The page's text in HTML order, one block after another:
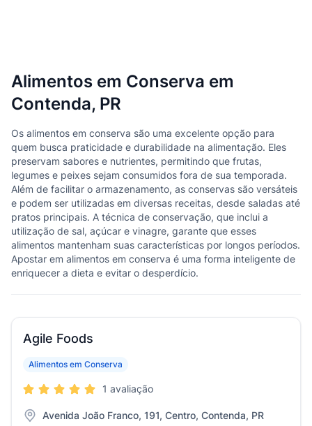
Alimentos em Conserva em
Contenda, PR
Os alimentos em conserva são uma excelente opção para
quem busca praticidade e durabilidade na alimentação. Eles
preservam sabores e nutrientes, permitindo que frutas,
legumes e peixes sejam consumidos fora de sua temporada.
Além de facilitar o armazenamento, as conservas são versáteis
e podem ser utilizadas em diversas receitas, desde saladas até
pratos principais. A técnica de conservação, que inclui a
utilização de sal, açúcar e vinagre, garante que esses
alimentos mantenham suas características por longos períodos.
Apostar em alimentos em conserva é uma forma inteligente de
enriquecer a dieta e evitar o desperdício.
Agile Foods
Alimentos em Conserva
1 avaliação
Avenida João Franco, 191, Centro, Contenda, PR